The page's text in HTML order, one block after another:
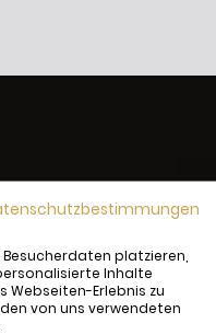
platzieren,
Inhalte
Webseiten-Erlebnis zu
von uns verwendeten